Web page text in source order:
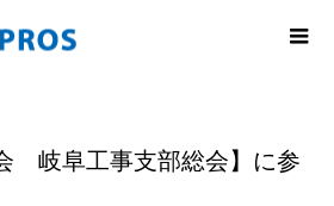
岐阜工事支部総会】に参